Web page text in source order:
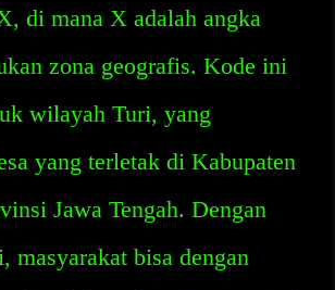
di mana X adalah angka
zona geografis. Kode ini
wilayah Turi, yang
yang terletak di Kabupaten
Jawa Tengah. Dengan
masyarakat bisa dengan